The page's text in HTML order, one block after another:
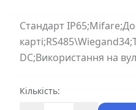
Стандарт
DC;Використання на
Кількість: